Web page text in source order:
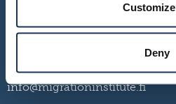
Customize
Deny
Kontaktuppgifter och
+358 2 284 0440
info@migrationinstitute.fi